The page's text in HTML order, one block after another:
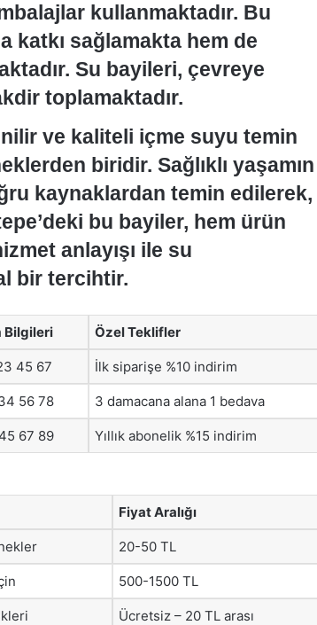
kullanmaktadır. Bu
katkı sağlamakta hem de
Su bayileri, çevreye
toplamaktadır.
ve kaliteli içme suyu temin
biridir. Sağlıklı yaşamın
kaynaklardan temin edilerek,
bu bayiler, hem ürün
anlayışı ile su
bir tercihtir.
Bilgileri Özel Teklifler
45 67 İlk siparişe %10 indirim
56 78 3 damacana alana 1 bedava
67 89 Yıllık abonelik %15 indirim
Fiyat Aralığı
20-50 TL
500-1500 TL
Ücretsiz – 20 TL arası